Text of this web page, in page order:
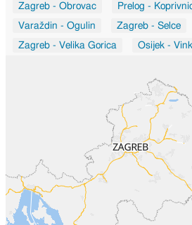
Zagreb - Obrovac
Prelog -
Varaždin - Ogulin
Zagreb - Selce
Zagreb - Velika Gorica
Osijek -
Samobor -
Vukovar - Tovarnik
Slunj - Cetingrad
Stadt Zagreb - Našice
Stadt
Zagreb - Venecija